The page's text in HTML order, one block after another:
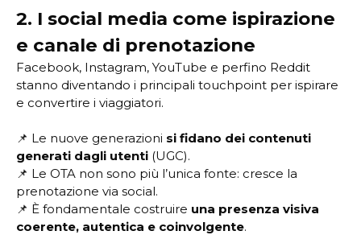
2. I social media come ispirazione
e canale di prenotazione
Facebook, Instagram, YouTube e perfino Reddit
stanno diventando i principali touchpoint per ispirare
e convertire i viaggiatori.
📌 Le nuove generazioni si fidano dei contenuti
generati dagli utenti (UGC).
📌 Le OTA non sono più l’unica fonte: cresce la
prenotazione via social.
📌 È fondamentale costruire una presenza visiva
coerente, autentica e coinvolgente.